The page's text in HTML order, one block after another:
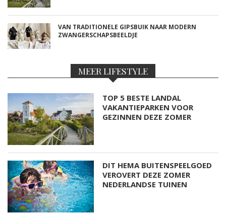
VAN TRADITIONELE GIPSBUIK NAAR MODERN
ZWANGERSCHAPSBEELDJE
MEER LIFESTYLE
TOP 5 BESTE LANDAL
VAKANTIEPARKEN VOOR
GEZINNEN DEZE ZOMER
DIT HEMA BUITENSPEELGOED
VEROVERT DEZE ZOMER
NEDERLANDSE TUINEN